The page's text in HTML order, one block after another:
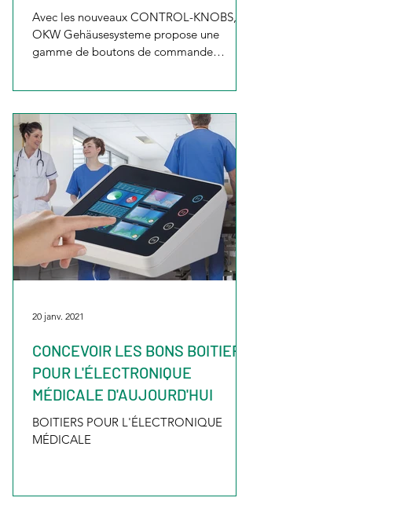
D’UTILISATION
Avec les nouveaux CONTROL-KNOBS,
OKW Gehäusesysteme propose une
gamme de boutons de commande
CONCEVOIR LES BONS BOITIERS
POUR L'ÉLECTRONIQUE
MÉDICALE D'AUJOURD'HUI
BOITIERS POUR L'ÉLECTRONIQUE
MÉDICALE
20 janv. 2021